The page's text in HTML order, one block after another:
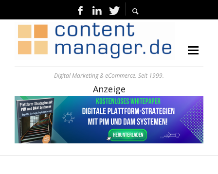
Digital Marketing & eCommerce. Seit 1999.
Anzeige